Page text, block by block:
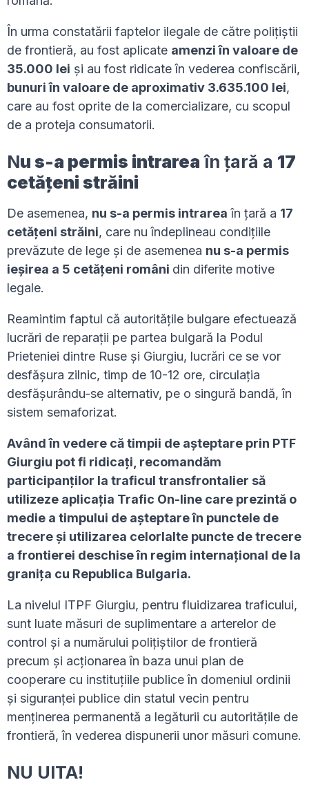
În urma constatării faptelor ilegale de către polițiștii
de frontieră, au fost aplicate amenzi în valoare de
35.000 lei și au fost ridicate în vederea confiscării,
bunuri în valoare de aproximativ 3.635.100 lei,
care au fost oprite de la comercializare, cu scopul
de a proteja consumatorii.
Nu s-a permis intrarea în ţară a 17
cetăţeni străini
De asemenea, nu s-a permis intrarea în ţară a 17
cetăţeni străini, care nu îndeplineau condiţiile
prevăzute de lege şi de asemenea nu s-a permis
ieşirea a 5 cetăţeni români din diferite motive
legale.
Reamintim faptul că autorităţile bulgare efectuează
lucrări de reparații pe partea bulgară la Podul
Prieteniei dintre Ruse și Giurgiu, lucrări ce se vor
desfășura zilnic, timp de 10-12 ore, circulația
desfășurându-se alternativ, pe o singură bandă, în
sistem semaforizat.
Având în vedere că timpii de așteptare prin PTF
Giurgiu pot fi ridicați, recomandăm
participanților la traficul transfrontalier să
utilizeze aplicația Trafic On-line care prezintă o
medie a timpului de așteptare în punctele de
trecere și utilizarea celorlalte puncte de trecere
a frontierei deschise în regim internațional de la
granița cu Republica Bulgaria.
La nivelul ITPF Giurgiu, pentru fluidizarea traficului,
sunt luate măsuri de suplimentare a arterelor de
control și a numărului polițiștilor de frontieră
precum și acționarea în baza unui plan de
cooperare cu instituțiile publice în domeniul ordinii
și siguranței publice din statul vecin pentru
menţinerea permanentă a legăturii cu autorităţile de
frontieră, în vederea dispunerii unor măsuri comune.
NU UITA!